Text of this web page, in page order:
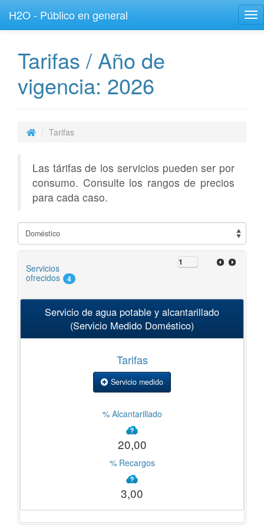
H2O - Público en general
Tarifas / Año de
vigencia: 2026
Tarifas
Las tárifas de los servicios pueden ser por
consumo. Consulte los rangos de precios
para cada caso.
Servicios
ofrecidos
4
Servicio de agua potable y alcantarillado
(Servicio Medido Doméstico)
Tarifas
Servicio medido
% Alcantarillado
20,00
% Recargos
3,00